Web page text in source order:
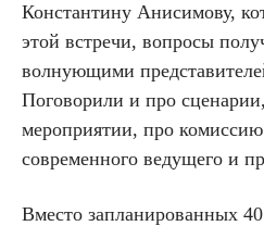
Константину Анисимову,
этой встречи, вопросы
волнующими
Поговорили и про
мероприятии, про комиссию
современного ведущего и
Вместо запланированных